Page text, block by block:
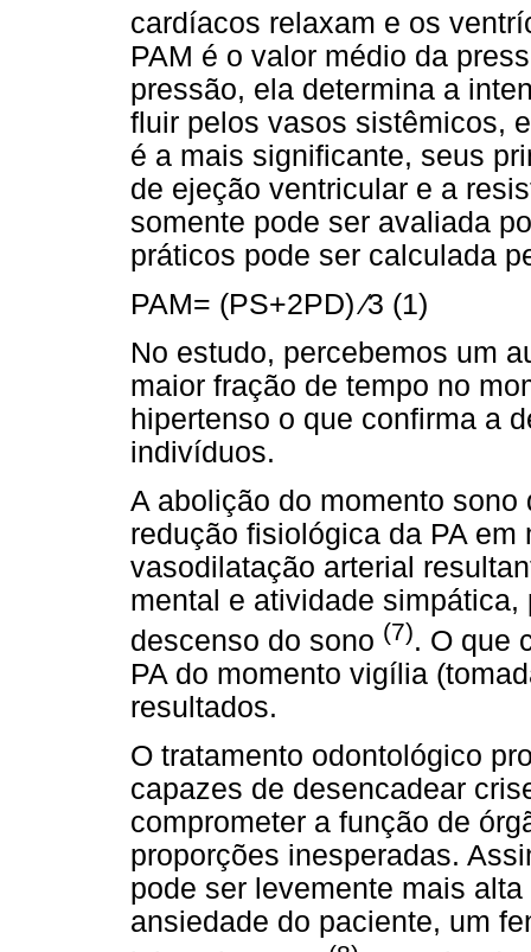
cardíacos relaxam e os
PAM é o valor médio da
pressão, ela determina a
fluir pelos vasos sistêmicos,
é a mais significante, seus
de ejeção ventricular e a
somente pode ser avaliada
práticos pode ser calculada
PAM= (PS+2PD) ⁄3 (1)
No estudo, percebemos um
maior fração de tempo no
hipertenso o que confirma a
indivíduos.
A abolição do momento
redução fisiológica da PA
vasodilatação arterial
mental e atividade
descenso do sono (7). O que
PA do momento vigília
resultados.
O tratamento odontológico
capazes de desencadear
comprometer a função de
proporções inesperadas.
pode ser levemente mais
ansiedade do paciente, um